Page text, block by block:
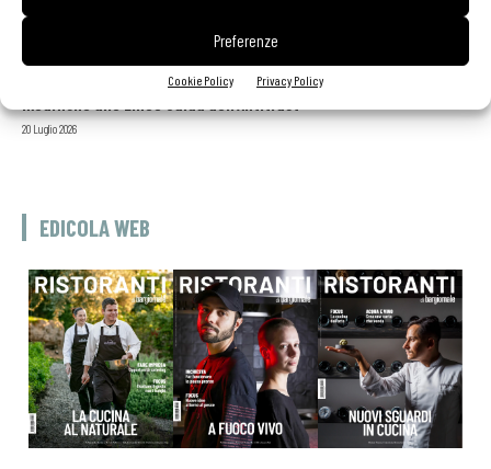
Preferenze
Cookie Policy Privacy Policy
Aperti per ferie. Buoni indirizzi da Nord a Sud per godersi le
vacanze (o da scorprire se si è in vacanza)
31 Luglio 2026
Recensioni online, Fipe e le associazioni del turismo chiedono
20 Luglio 2026
EDICOLA WEB